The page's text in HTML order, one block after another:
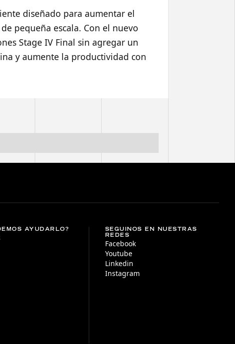
diseñado para aumentar el
pequeña escala. Con el nuevo
Stage IV Final sin agregar un
y aumente la productividad con
AYUDARLO?
SEGUINOS EN NUESTRAS
REDES
Facebook
Youtube
Linkedin
Instagram